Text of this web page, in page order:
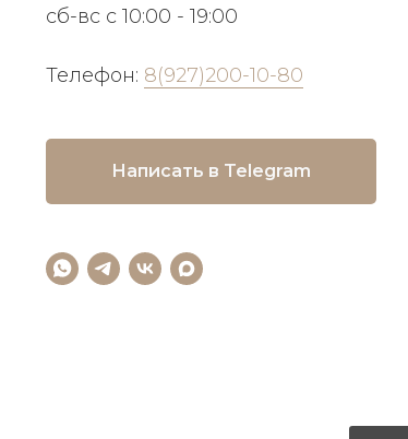
сб-вс с 10:00 - 19:00
Телефон: 8(927)200-10-80
Написать в Telegram